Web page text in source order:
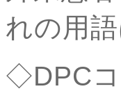
れの用
◇DPCコ